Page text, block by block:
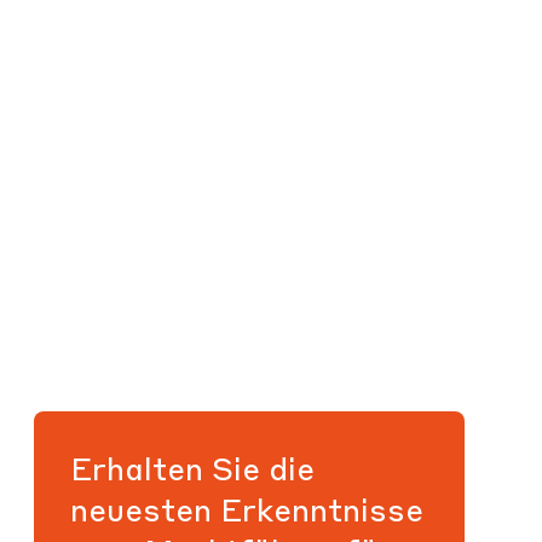
Erhalten Sie die
neuesten Erkenntnisse